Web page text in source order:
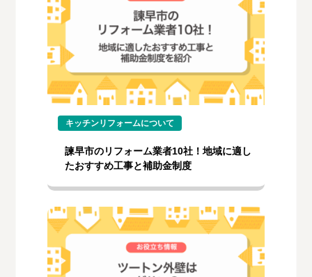
キッチンリフォームについて
諫早市のリフォーム業者10社！地域に適し
たおすすめ工事と補助金制度